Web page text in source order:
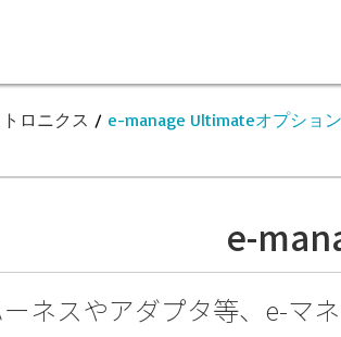
ロニクス / e-manage Ultimateオプショ
e-
ネスやアダプタ等、e-マ